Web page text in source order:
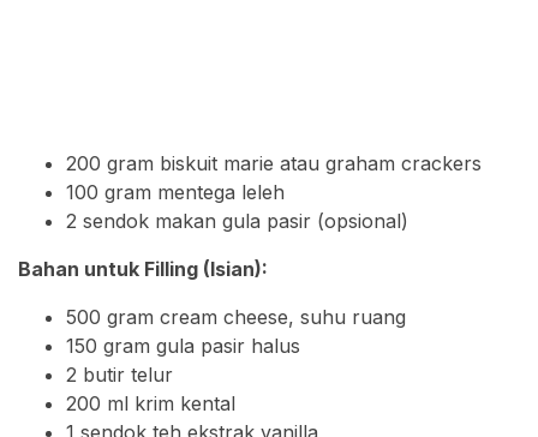
200 gram biskuit marie atau graham crackers
100 gram mentega leleh
2 sendok makan gula pasir (opsional)
Bahan untuk Filling (Isian):
500 gram cream cheese, suhu ruang
150 gram gula pasir halus
2 butir telur
200 ml krim kental
1 sendok teh ekstrak vanilla